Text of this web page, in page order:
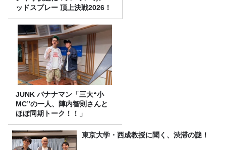
ッドスプレー 頂上決戦2026！
JUNK バナナマン「三大“小
MC”の一人、陣内智則さんと
ほぼ同期トーク！！」
東京大学・西成教授に聞く、渋滞の謎！